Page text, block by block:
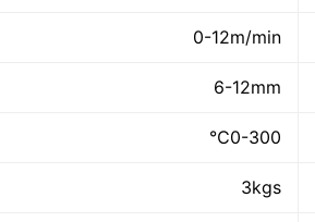
0-12m/min
6-12mm
0-300℃
3kgs